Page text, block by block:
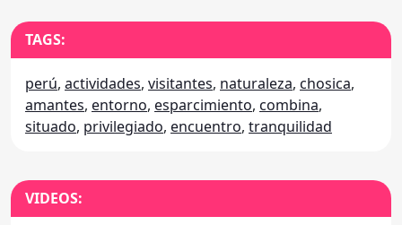
TAGS:
perú, actividades, visitantes, naturaleza, chosica,
amantes, entorno, esparcimiento, combina,
situado, privilegiado, encuentro, tranquilidad
VIDEOS: